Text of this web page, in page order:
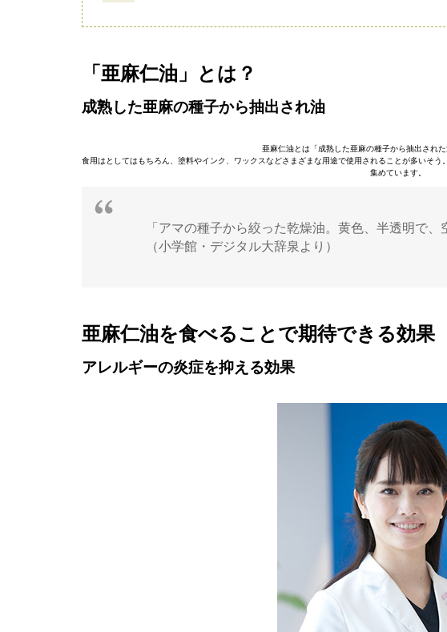
「亜麻仁油」とは？
成熟した亜麻の種子から抽出され油
亜麻仁油とは「成熟した亜麻の種子から抽出された
食用はとしてはもちろん、塗料やインク、ワックスなどさまざまな用途で使用されることが多いそ
集めています。
「アマの種子から絞った乾燥油。黄色、半透明で、
（小学館・デジタル大辞泉より）
亜麻仁油を食べることで期待できる効果
アレルギーの炎症を抑える効果